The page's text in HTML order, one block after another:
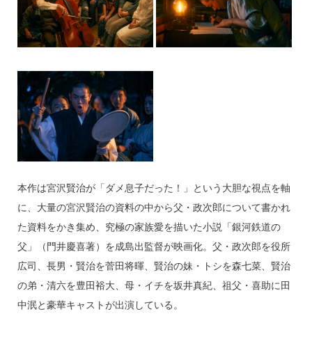
本作は宮沢賢治が「ダメ息子だった！」という大胆な視点を軸
に、大量の宮沢賢治の資料の中から父・政次郎について書かれ
た資料をかき集め、究極の家族愛を描いた小説「銀河鉄道の
父」（門井慶喜著）を成島出監督が映画化。父・政次郎を役所
広司、長男・賢治を菅田将暉、賢治の妹・トシを森七菜、賢治
の弟・清六を豊田裕大、母・イチを坂井真紀、祖父・喜助に田
中泯と豪華キャストが出演している。